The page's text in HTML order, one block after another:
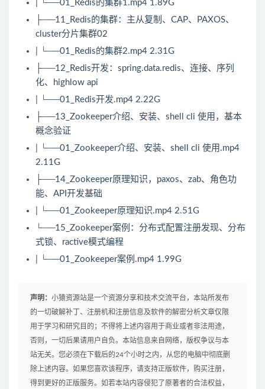
| └──01_Redis的集群1.mp4 1.89G
├──11_Redis的集群：主从复制、CAP、PAXOS、
cluster分片集群02
| └──01_Redis的集群2.mp4 2.31G
├──12_Redis开发：spring.data.redis、连接、序列
化、highlow api
| └──01_Redis开发.mp4 2.22G
├──13_ Zookeeper介绍、安装、shell cli 使用，基本
概念验证
| └──01_ Zookeeper介绍、安装、shell cli 使用.mp4
2.11G
├──14_ Zookeeper原理知识，paxos、zab、角色功
能、API开发基础
| └──01_Zookeeper原理知识.mp4 2.51G
└──15_Zookeeper案例：分布式配置注册发现、分布
式锁、ractive模式编程
| └──01_Zookeeper案例.mp4 1.99G
声明： 小猿资源站是一个资源分享和技术交流平台，本站所发布
的一切破解补丁、注册机和注册信息及软件的解密分析文章仅限
用于学习和研究目的；不得将上述内容用于商业或者非法用途，
否则，一切后果请用户自负。本站信息来自网络，版权争议与本
站无关。您必须在下载后的24个小时之内，从您的电脑中彻底删
除上述内容。如果您喜欢该程序，请支持正版软件，购买注册，
得到更好的正版服务。如若本站内容侵犯了原著者的合法权益，